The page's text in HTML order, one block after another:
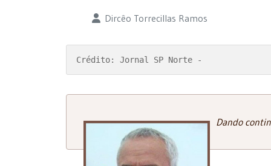
Detalhes Dircêo Torrecillas Ramos
Crédito: Jornal SP Norte -
Dando